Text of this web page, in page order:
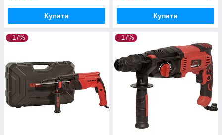
Купити Купити
–17% –17%